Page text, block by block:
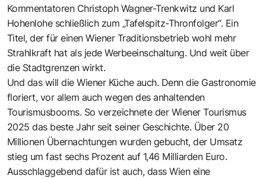
Kommentatoren Christoph Wagner-Trenkwitz und Karl
Hohenlohe schließlich zum „Tafelspitz-Thronfolger“. Ein
Titel, der für einen Wiener Traditionsbetrieb wohl mehr
Strahlkraft hat als jede Werbeeinschaltung. Und weit über
die Stadtgrenzen wirkt.
Und das will die Wiener Küche auch. Denn die Gastronomie
floriert, vor allem auch wegen des anhaltenden
Tourismusbooms. So verzeichnete der Wiener Tourismus
2025 das beste Jahr seit seiner Geschichte. Über 20
Millionen Übernachtungen wurden gebucht, der Umsatz
stieg um fast sechs Prozent auf 1,46 Milliarden Euro.
Ausschlaggebend dafür ist auch, dass Wien eine